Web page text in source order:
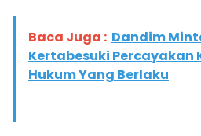
Baca Juga : Dandim
Kertabesuki Percayakan
Hukum Yang Berlaku